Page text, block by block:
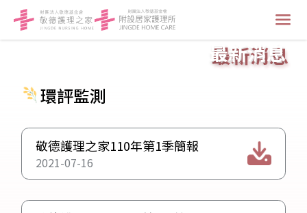
最新消息
環評監測
敬德護理之家110年第1季簡報
2021-07-16